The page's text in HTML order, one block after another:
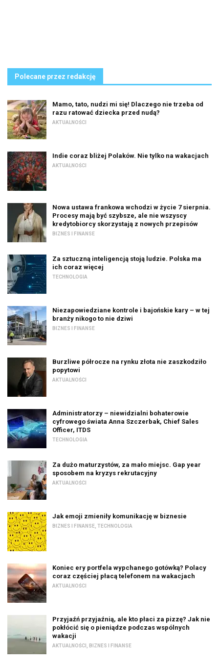
Polecane przez redakcję
Mamo, tato, nudzi mi się! Dlaczego nie trzeba od
razu ratować dziecka przed nudą?
AKTUALNOŚCI
Indie coraz bliżej Polaków. Nie tylko na wakacjach
AKTUALNOŚCI
Nowa ustawa frankowa wchodzi w życie 7 sierpnia.
Procesy mają być szybsze, ale nie wszyscy
kredytobiorcy skorzystają z nowych przepisów
BIZNES I FINANSE
Za sztuczną inteligencją stoją ludzie. Polska ma
ich coraz więcej
TECHNOLOGIA
Niezapowiedziane kontrole i bajońskie kary – w tej
branży nikogo to nie dziwi
BIZNES I FINANSE
Burzliwe półrocze na rynku złota nie zaszkodziło
popytowi
AKTUALNOŚCI
Administratorzy – niewidzialni bohaterowie
cyfrowego świata Anna Szczerbak, Chief Sales
Officer, ITDS
TECHNOLOGIA
Za dużo maturzystów, za mało miejsc. Gap year
sposobem na kryzys rekrutacyjny
AKTUALNOŚCI
Jak emoji zmieniły komunikację w biznesie
BIZNES I FINANSE TECHNOLOGIA
Koniec ery portfela wypchanego gotówką? Polacy
coraz częściej płacą telefonem na wakacjach
AKTUALNOŚCI
Przyjaźń przyjaźnią, ale kto płaci za pizzę? Jak nie
pokłócić się o pieniądze podczas wspólnych
wakacji
AKTUALNOŚCI BIZNES I FINANSE